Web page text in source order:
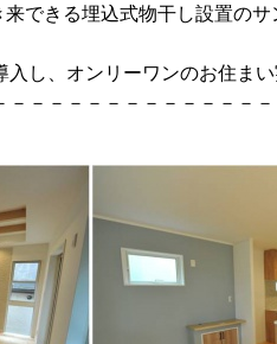
できる埋込式物干し設置のサ
し、オンリーワンのお住まい
－－－－－－－－－－－－－